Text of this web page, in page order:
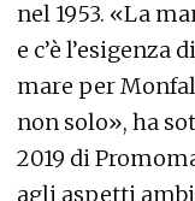
nel 1953. «La
e c’è l’esigenza
mare per
non solo», ha
2019 di
agli aspetti